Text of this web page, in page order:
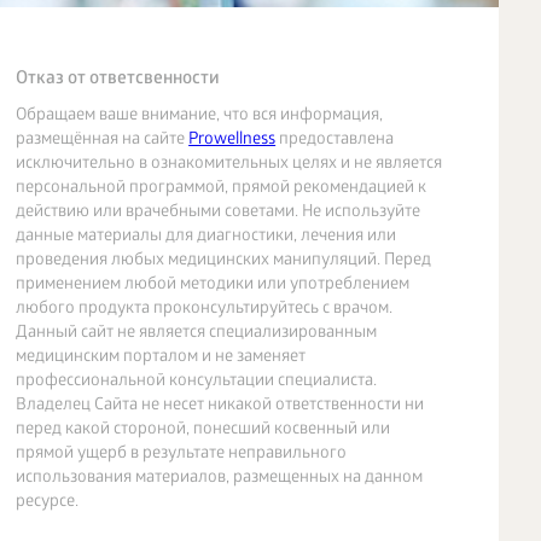
Отказ от ответсвенности
Обращаем ваше внимание, что вся информация,
размещённая на сайтеProwellnessпредоставлена
исключительно в ознакомительных целях и не является
персональной программой, прямой рекомендацией к
действию или врачебными советами. Не используйте
данные материалы для диагностики, лечения или
проведения любых медицинских манипуляций. Перед
применением любой методики или употреблением
любого продукта проконсультируйтесь с врачом.
Данный сайт не является специализированным
медицинским порталом и не заменяет
профессиональной консультации специалиста.
Владелец Сайта не несет никакой ответственности ни
перед какой стороной, понесший косвенный или
прямой ущерб в результате неправильного
использования материалов, размещенных на данном
ресурсе.